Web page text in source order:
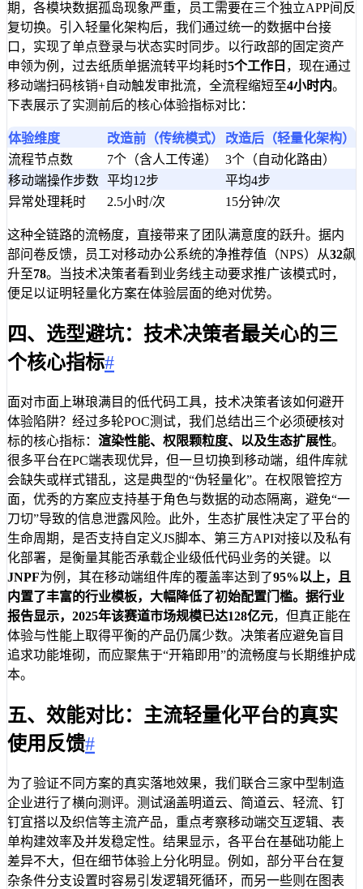
期，各模块数据孤岛现象严重，员工需要在三个独立APP间反
复切换。引入轻量化架构后，我们通过统一的数据中台接
口，实现了单点登录与状态实时同步。以行政部的固定资产
申领为例，过去纸质单据流转平均耗时5个工作日 ，现在通过
移动端扫码核销+自动触发审批流，全流程缩短至4小时内。
下表展示了实测前后的核心体验指标对比：
体验维度 改造前（传统模式） 改造后（轻量化架构）
流程节点数
7个（含人工传递） 3个（自动化路由）
移动端操作步数 平均12步 平均4步
异常处理耗时
2.5小时/次 15分钟/次
这种全链路的流畅度，直接带来了团队满意度的跃升。据内
部问卷反馈，员工对移动办公系统的净推荐值（NPS）从32飙
升至78。当技术决策者看到业务线主动要求推广该模式时，
便足以证明轻量化方案在体验层面的绝对优势。
四、选型避坑：技术决策者最关心的三
个核心指标#
面对市面上琳琅满目的低代码工具，技术决策者该如何避开
体验陷阱？经过多轮POC测试，我们总结出三个必须硬核对
标的核心指标： 渲染性能、权限颗粒度、以及生态扩展性。
很多平台在PC端表现优异，但一旦切换到移动端，组件库就
会缺失或样式错乱，这是典型的“伪轻量化”。在权限管控方
面，优秀的方案应支持基于角色与数据的动态隔离，避免“一
刀切”导致的信息泄露风险。此外，生态扩展性决定了平台的
生命周期，是否支持自定义JS脚本、第三方API对接以及私有
化部署，是衡量其能否承载企业级低代码业务的关键。以
JNPF为例，其在移动端组件库的覆盖率达到了95%以上，且
内置了丰富的行业模板，大幅降低了初始配置门槛。据行业
报告显示，2025年该赛道市场规模已达128亿元，但真正能在
体验与性能上取得平衡的产品仍属少数。决策者应避免盲目
追求功能堆砌，而应聚焦于“开箱即用”的流畅度与长期维护成
本。
五、效能对比：主流轻量化平台的真实
使用反馈#
为了验证不同方案的真实落地效果，我们联合三家中型制造
企业进行了横向测评。测试涵盖明道云、简道云、轻流、钉
钉宜搭以及织信等主流产品，重点考察移动端交互逻辑、表
单构建效率及并发稳定性。结果显示，各平台在基础功能上
差异不大，但在细节体验上分化明显。例如，部分平台在复
杂条件分支设置时容易引发逻辑死循环，而另一些则在图表